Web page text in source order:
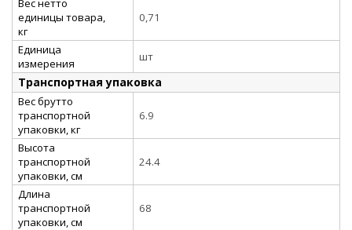
Вес нетто
единицы товара,
кг
0,71
Единица
измерения
шт
Транспортная упаковка
Вес брутто
транспортной
упаковки, кг
6.9
Высота
транспортной
упаковки, см
24.4
Длина
транспортной
упаковки, см
68